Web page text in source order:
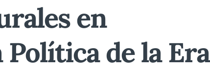
en
de la Era